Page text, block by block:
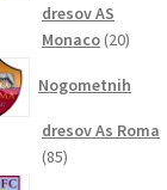
dresov AS
Monaco 2020
Nogometnih
dresov As Roma
8585